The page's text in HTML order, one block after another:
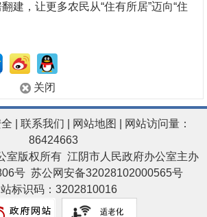
建，让更多农民从“住有所居”迈向“住
关闭
联系我们 网站地图
| 网站访问量：
86424663
室版权所有 江阴市人民政府办公室主办
号 苏公网安备32028102000565号
站标识码：3202810016